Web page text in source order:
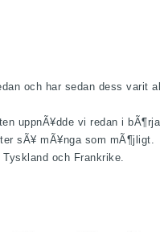
och har sedan dess varit
uppnÃ¥dde vi redan i
sÃ¥ mÃ¥nga som mÃ¶jligt.
och Frankrike.